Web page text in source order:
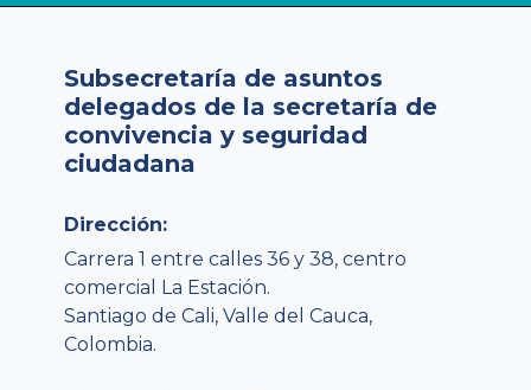
Subsecretaría de asuntos
delegados de la secretaría de
convivencia y seguridad
ciudadana
Dirección:
Carrera 1 entre calles 36 y 38, centro
comercial La Estación.
Santiago de Cali, Valle del Cauca,
Colombia.